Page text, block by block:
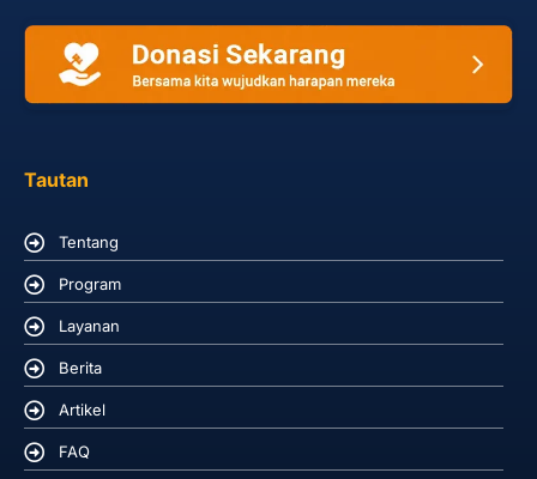
Tautan
Tentang
Program
Layanan
Berita
Artikel
FAQ